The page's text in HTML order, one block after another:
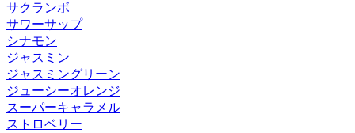
サクランボ
サワーサップ
シナモン
ジャスミン
ジャスミングリーン
ジューシーオレンジ
スーパーキャラメル
ストロベリー